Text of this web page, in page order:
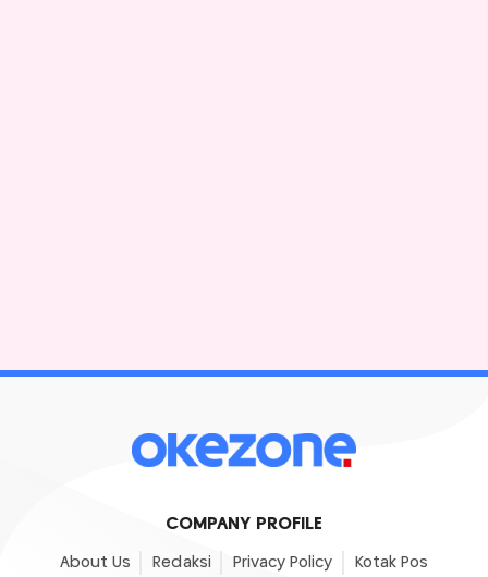
COMPANY PROFILE
About Us Redaksi Privacy Policy Kotak Pos